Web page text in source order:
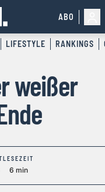
ABO
LIFESTYLE RANKINGS
weißer
LESEZEIT
6 min